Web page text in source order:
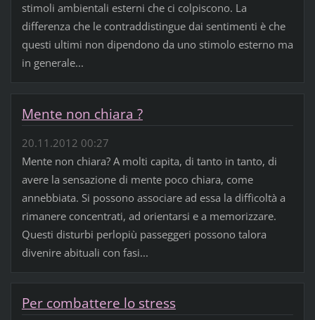
stimoli ambientali esterni che ci colpiscono. La
differenza che le contraddistingue dai sentimenti è che
questi ultimi non dipendono da uno stimolo esterno ma
in generale...
Mente non chiara ?
20.11.2012 00:27
Mente non chiara? A molti capita, di tanto in tanto, di
avere la sensazione di mente poco chiara, come
annebbiata. Si possono associare ad essa la difficoltà a
rimanere concentrati, ad orientarsi e a memorizzare.
Questi disturbi perlopiù passeggeri possono talora
divenire abituali con fasi...
Per combattere lo stress